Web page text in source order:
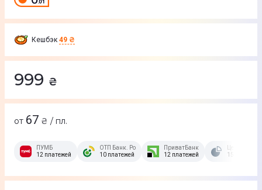
Кешбэк 49 ₴
999 ₴
от 67 ₴ / пл.
ПУМБ
12 платежей
ОТП Банк. Розстрочка Скибочка.
10 платежей
ПриватБанк
12 платежей
15 платежей